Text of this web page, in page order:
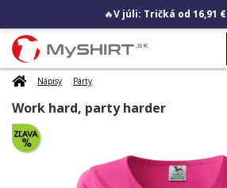
🔥V júli: Tričká od 16,91 €
Nápisy Párty
Work hard, party harder